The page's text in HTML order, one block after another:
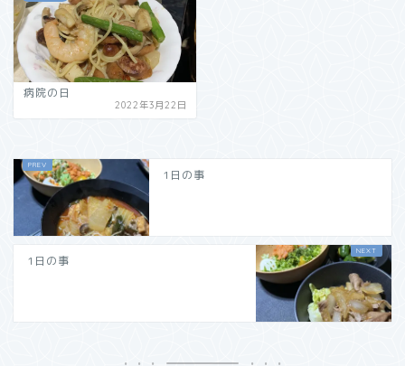
病院の日
2022年3月22日
1日の事
1日の事